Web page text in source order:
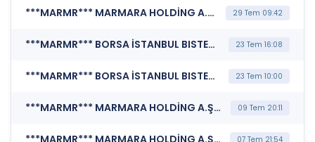
***MARMR*** MARMARA HOLDİNG A.Ş. (Finansal Duran Varlık Satışı) 29 Tem 09:42
***MARMR*** BORSA İSTANBUL BISTECH DEVRE KESİCİ UYGULAMASI (Pay Bazında Devre Kesici Bildirimi) 23 Tem 16:08
***MARMR*** BORSA İSTANBUL BISTECH DEVRE KESİCİ UYGULAMASI (Pay Bazında Devre Kesici Bildirimi) 23 Tem 10:00
***MARMR*** MARMARA HOLDİNG A.Ş. (Şirket Genel Bilgi Formu) 09 Tem 20:11
***MARMR*** MARMARA HOLDİNG A.Ş. (Özel Durum Açıklaması (Genel)) 07 Tem 21:54